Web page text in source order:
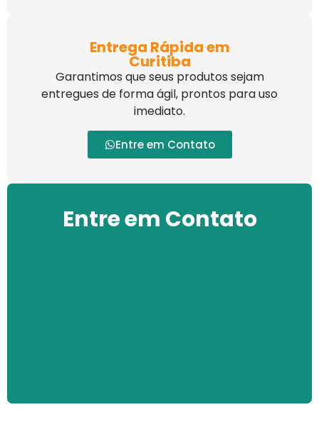
Entrega Rápida em
Curitiba
Garantimos que seus produtos sejam
entregues de forma ágil, prontos para uso
imediato.
Entre em Contato
Entre em Contato